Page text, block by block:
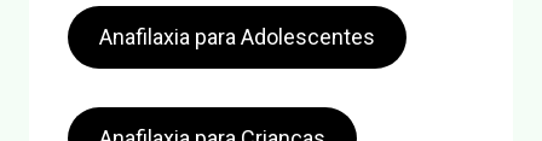
Anafilaxia para Adolescentes